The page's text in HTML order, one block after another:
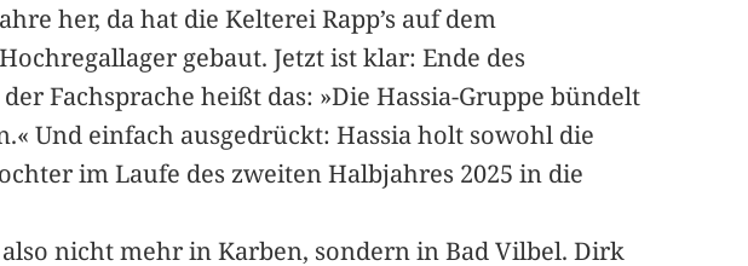
her, da hat die Kelterei Rapp’s auf dem
gebaut. Jetzt ist klar: Ende des
Fachsprache heißt das: »Die Hassia-Gruppe bündelt
Und einfach ausgedrückt: Hassia holt sowohl die
im Laufe des zweiten Halbjahres 2025 in die
nicht mehr in Karben, sondern in Bad Vilbel. Dirk